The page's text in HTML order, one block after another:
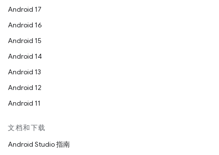
Android 17
Android 16
Android 15
Android 14
Android 13
Android 12
Android 11
文档和下载
Android Studio 指南